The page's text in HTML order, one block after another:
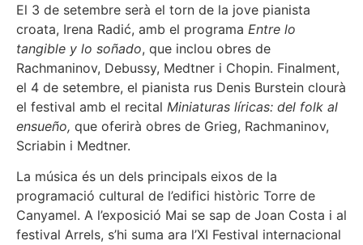
El 3 de setembre serà el torn de la jove pianista
croata, Irena Radić, amb el programa Entre lo
tangible y lo soñado, que inclou obres de
Rachmaninov, Debussy, Medtner i Chopin. Finalment,
el 4 de setembre, el pianista rus Denis Burstein clourà
el festival amb el recital Miniaturas líricas: del folk al
ensueño, que oferirà obres de Grieg, Rachmaninov,
Scriabin i Medtner.
La música és un dels principals eixos de la
programació cultural de l’edifici històric Torre de
Canyamel. A l’exposició Mai se sap de Joan Costa i al
festival Arrels, s’hi suma ara l’XI Festival internacional